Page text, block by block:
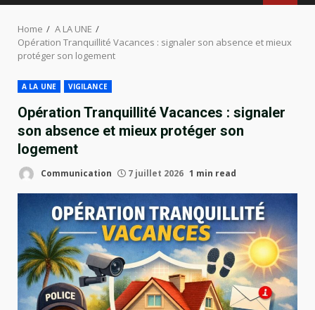
Home
A LA UNE
Opération Tranquillité Vacances : signaler son absence et mieux
protéger son logement
A LA UNE VIGILANCE
Opération Tranquillité Vacances : signaler
son absence et mieux protéger son
logement
Communication 7 juillet 2026 1 min read